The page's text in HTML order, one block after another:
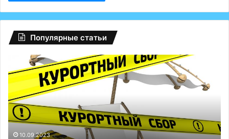
Популярные статьи
Глобальный
сбой
на
РФ
спасли
Телеграм
10.09.2023